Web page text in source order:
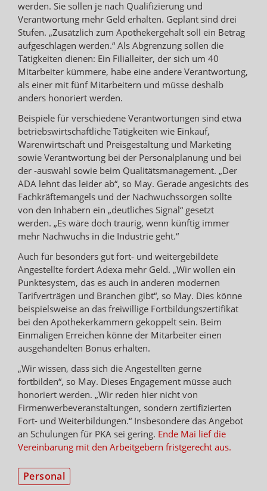
werden. Sie sollen je nach Qualifizierung und
Verantwortung mehr Geld erhalten. Geplant sind drei
Stufen. „Zusätzlich zum Apothekergehalt soll ein Betrag
aufgeschlagen werden.“ Als Abgrenzung sollen die
Tätigkeiten dienen: Ein Filialleiter, der sich um 40
Mitarbeiter kümmere, habe eine andere Verantwortung,
als einer mit fünf Mitarbeitern und müsse deshalb
anders honoriert werden.
Beispiele für verschiedene Verantwortungen sind etwa
betriebswirtschaftliche Tätigkeiten wie Einkauf,
Warenwirtschaft und Preisgestaltung und Marketing
sowie Verantwortung bei der Personalplanung und bei
der -auswahl sowie beim Qualitätsmanagement. „Der
ADA lehnt das leider ab“, so May. Gerade angesichts des
Fachkräftemangels und der Nachwuchssorgen sollte
von den Inhabern ein „deutliches Signal“ gesetzt
werden. „Es wäre doch traurig, wenn künftig immer
mehr Nachwuchs in die Industrie geht.“
Auch für besonders gut fort- und weitergebildete
Angestellte fordert Adexa mehr Geld. „Wir wollen ein
Punktesystem, das es auch in anderen modernen
Tarifverträgen und Branchen gibt“, so May. Dies könne
beispielsweise an das freiwillige Fortbildungszertifikat
bei den Apothekerkammern gekoppelt sein. Beim
Einmaligen Erreichen könne der Mitarbeiter einen
ausgehandelten Bonus erhalten.
„Wir wissen, dass sich die Angestellten gerne
fortbilden“, so May. Dieses Engagement müsse auch
honoriert werden. „Wir reden hier nicht von
Firmenwerbeveranstaltungen, sondern zertifizierten
Fort- und Weiterbildungen.“ Insbesondere das Angebot
an Schulungen für PKA sei gering. Ende Mai lief die
Vereinbarung mit den Arbeitgebern fristgerecht aus.
Personal